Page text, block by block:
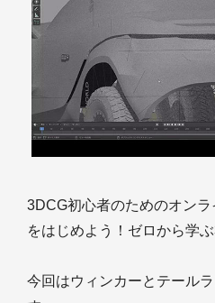
3DCG初心者のためのオン
をはじめよう！ゼロから学ぶ
今回はウィンカーとテール